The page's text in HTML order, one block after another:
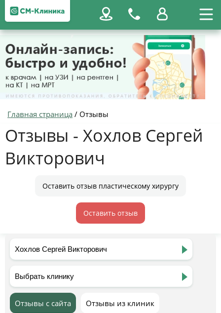
Главная страница / Отзывы
Отзывы - Хохлов Сергей
Викторович
Оставить отзыв пластическому хирургу
Оставить отзыв
Отзывы с сайта Отзывы из клиник